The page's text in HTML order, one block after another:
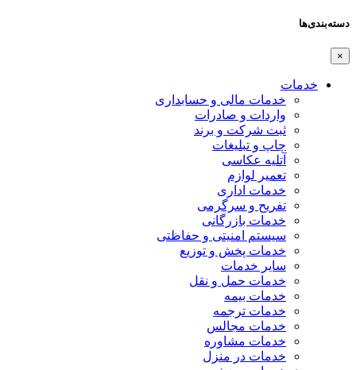
دسته‌بندی‌ها
×
خدمات
خدمات مالی و حسابداری
واردات و صادرات
ثبت شرکت و برند
چاپ و تبلیغات
آتلیه عکاسی
تعمیر لوازم
خدمات اداری
تفریح و سرگرمی
خدمات بازرگانی
سیستم امنیتی و حفاظتی
خدمات پخش و توزیع
سایر خدمات
خدمات حمل و نقل
خدمات بیمه
خدمات ترجمه
خدمات مجالس
خدمات مشاوره
خدمات در منزل